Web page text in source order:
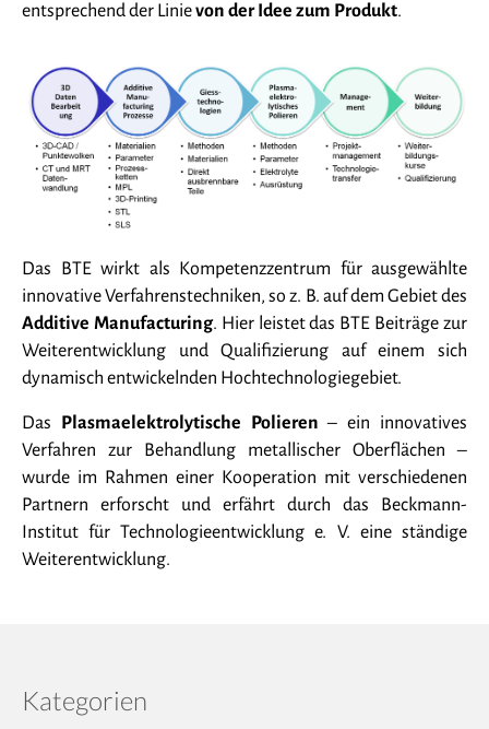
entsprechend der Linievon der Idee zum Produkt.
Das BTE wirkt als Kompetenzzentrum für ausgewählte
innovative Verfahrenstechniken, so z. B. auf dem Gebiet des
Additive Manufacturing. Hier leistet das BTE Beiträge zur
Weiterentwicklung und Qualifizierung auf einem sich
dynamisch entwickelnden Hochtechnologiegebiet.
Das Plasmaelektrolytische Polieren – ein innovatives
Verfahren zur Behandlung metallischer Oberflächen –
wurde im Rahmen einer Kooperation mit verschiedenen
Partnern erforscht und erfährt durch das Beckmann-
Institut für Technologieentwicklung e. V. eine ständige
Weiterentwicklung.
Kategorien